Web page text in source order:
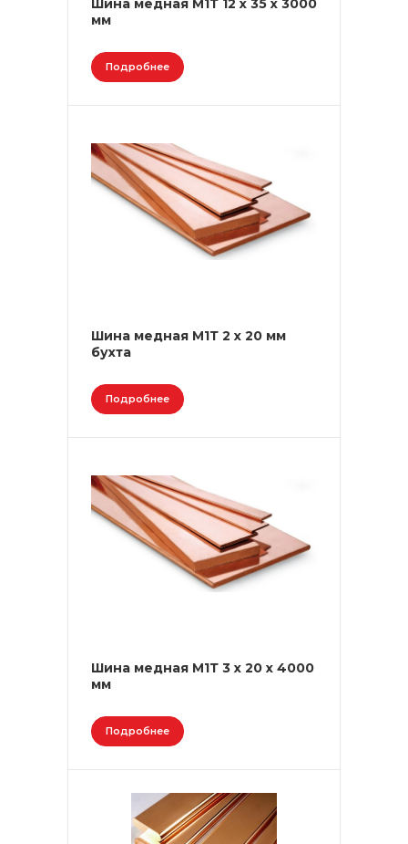
Шина медная М1Т 12 х 35 х 3000
мм
Подробнее
Шина медная М1Т 2 х 20 мм
бухта
Подробнее
Шина медная М1Т 3 х 20 х 4000
мм
Подробнее